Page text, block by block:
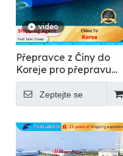
video
Přepravce z Číny do
Koreje pro přepravu
potravin
Zeptejte se